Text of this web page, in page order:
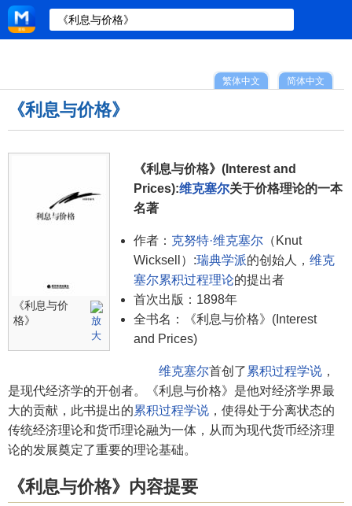
简体中文
繁体中文
《利息与价格》
《利息与价
格》
《利息与价格》(Interest and
Prices):维克塞尔关于价格理论的一本
名著
作者： 克努特·维克塞尔 （Knut
Wicksell）:瑞典学派的创始人，维克
塞尔累积过程理论的提出者
首次出版：1898年
全书名：《利息与价格》(Interest
and Prices)
维克塞尔首创了 累积过程学说 ，
是现代经济学的开创者。《利息与价格》是他对经济学界最
大的贡献，此书提出的累积过程学说 ，使得处于分离状态的
传统经济理论和货币理论融为一体，从而为现代货币经济理
论的发展奠定了重要的理论基础。
《利息与价格》内容提要